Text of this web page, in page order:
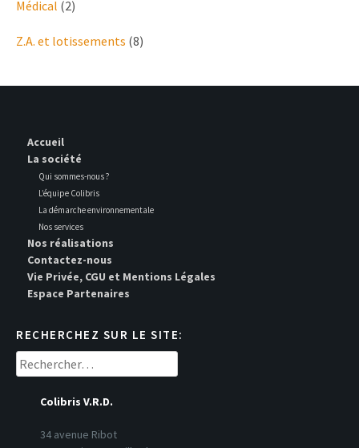
Médical (2)
Z.A. et lotissements (8)
Accueil
La société
Qui sommes-nous ?
L’équipe Colibris
La démarche environnementale
Nos services
Nos réalisations
Contactez-nous
Vie Privée, CGU et Mentions Légales
Espace Partenaires
RECHERCHEZ SUR LE SITE:
Rechercher :
Colibris V.R.D.
34 avenue Ribot